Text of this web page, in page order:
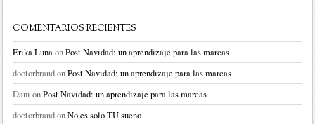
COMENTARIOS RECIENTES
Erika LunaonPost Navidad: un aprendizaje para las marcas
doctorbrandonPost Navidad: un aprendizaje para las marcas
Dani onPost Navidad: un aprendizaje para las marcas
doctorbrandonNo es solo TU sueño